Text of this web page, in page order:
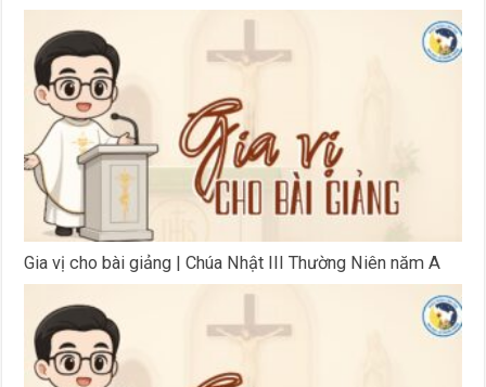
Gia vị cho bài giảng | Chúa Nhật III Thường Niên năm A